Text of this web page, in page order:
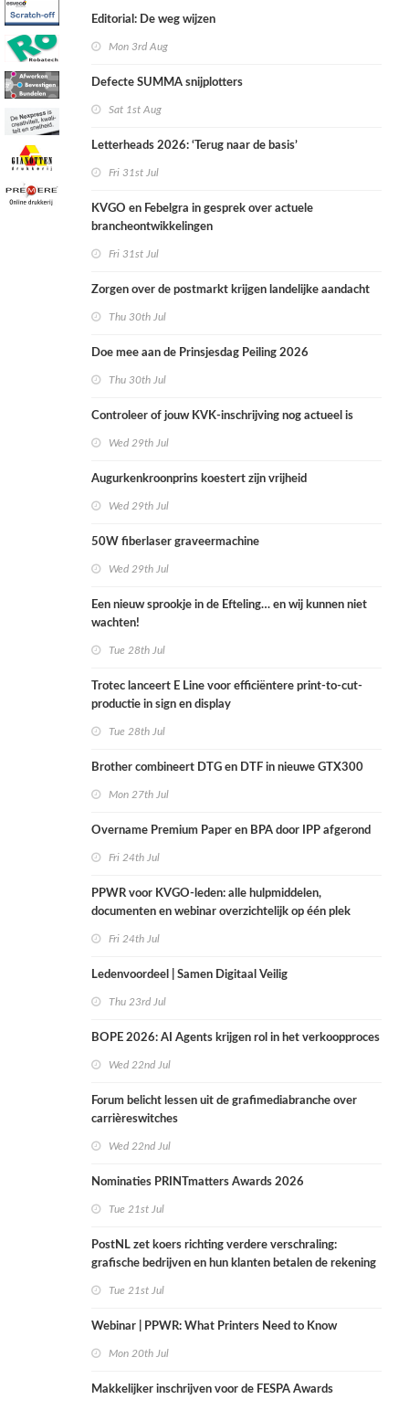
Editorial: De weg wijzen
Mon 3rd Aug
Defecte SUMMA snijplotters
Sat 1st Aug
Letterheads 2026: ‘Terug naar de basis’
Fri 31st Jul
KVGO en Febelgra in gesprek over actuele
brancheontwikkelingen
Fri 31st Jul
Zorgen over de postmarkt krijgen landelijke aandacht
Thu 30th Jul
Doe mee aan de Prinsjesdag Peiling 2026
Thu 30th Jul
Controleer of jouw KVK-inschrijving nog actueel is
Wed 29th Jul
Augurkenkroonprins koestert zijn vrijheid
Wed 29th Jul
50W fiberlaser graveermachine
Wed 29th Jul
Een nieuw sprookje in de Efteling… en wij kunnen niet
wachten!
Tue 28th Jul
Trotec lanceert E Line voor efficiëntere print-to-cut-
productie in sign en display
Tue 28th Jul
Brother combineert DTG en DTF in nieuwe GTX300
Mon 27th Jul
Overname Premium Paper en BPA door IPP afgerond
Fri 24th Jul
PPWR voor KVGO-leden: alle hulpmiddelen,
documenten en webinar overzichtelijk op één plek
Fri 24th Jul
Ledenvoordeel | Samen Digitaal Veilig
Thu 23rd Jul
BOPE 2026: AI Agents krijgen rol in het verkoopproces
Wed 22nd Jul
Forum belicht lessen uit de grafimediabranche over
carrièreswitches
Wed 22nd Jul
Nominaties PRINTmatters Awards 2026
Tue 21st Jul
PostNL zet koers richting verdere verschraling:
grafische bedrijven en hun klanten betalen de rekening
Tue 21st Jul
Webinar | PPWR: What Printers Need to Know
Mon 20th Jul
Makkelijker inschrijven voor de FESPA Awards